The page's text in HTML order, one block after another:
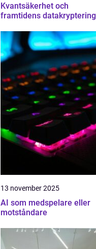
Kvantsäkerhet och
framtidens datakryptering
13 november 2025
AI som medspelare eller
motståndare